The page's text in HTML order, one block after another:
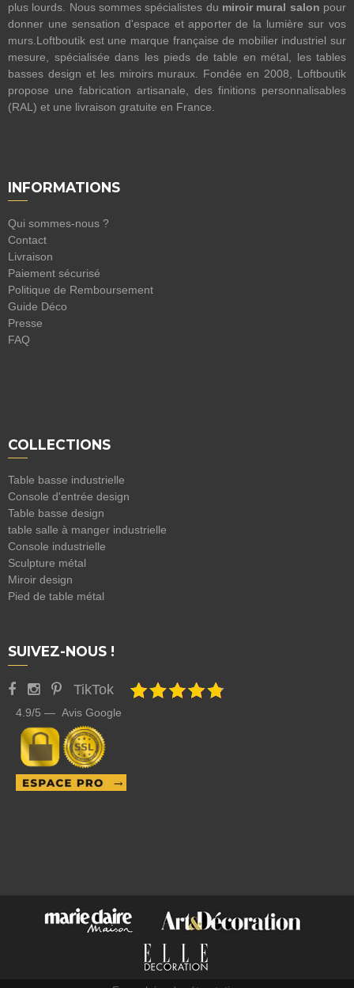
plus lourds. Nous sommes spécialistes du miroir mural salon pour
donner une sensation d'espace et apporter de la lumière sur vos
murs.Loftboutik est une marque française de mobilier industriel sur
mesure, spécialisée dans les pieds de table en métal, les tables
basses design et les miroirs muraux. Fondée en 2008, Loftboutik
propose une fabrication artisanale, des finitions personnalisables
(RAL) et une livraison gratuite en France.
INFORMATIONS
Qui sommes-nous ?
Contact
Livraison
Paiement sécurisé
Politique de Remboursement
Guide Déco
Presse
FAQ
COLLECTIONS
Table basse industrielle
Console d'entrée design
Table basse design
table salle à manger industrielle
Console industrielle
Sculpture métal
Miroir design
Pied de table métal
SUIVEZ-NOUS !
TikTok
4.9/5 — Avis Google